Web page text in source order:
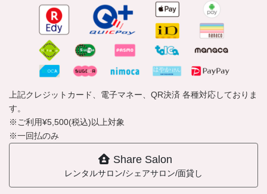
上記クレジットカード、電子マネー、QR決済 各種対応しておりま
す。
※ご利用¥5,500(税込)以上対象
※一回払のみ
Share Salon
レンタルサロン/シェアサロン/面貸し